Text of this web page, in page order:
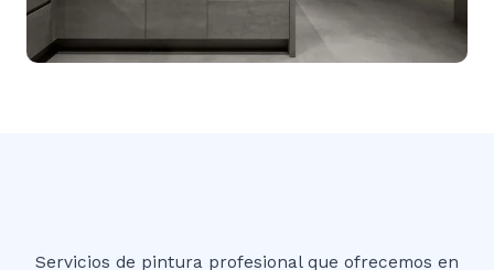
Servicios de pintura profesional que ofrecemos en